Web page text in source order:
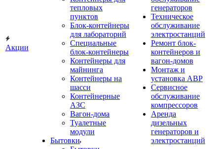
Акции
тепловых
пунктов
Блок-контейнеры
для лабораторий
Специальные
блок-контейнеры
Контейнеры для
майнинга
Контейнеры на
шасси
Контейнерные
АЗС
Вагон-дома
Туалетные
модули
Бытовки
генераторов
Техническое
обслуживание
электростанций
Ремонт блок-
контейнеров и
вагон-домов
Монтаж и
установка АВР
Сервисное
обслуживание
компрессоров
Аренда
дизельных
генераторов и
электростанций